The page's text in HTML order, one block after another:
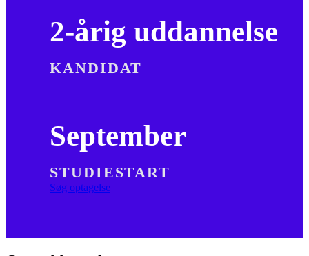
2-årig uddannelse
KANDIDAT
September
STUDIESTART
Søg optagelse